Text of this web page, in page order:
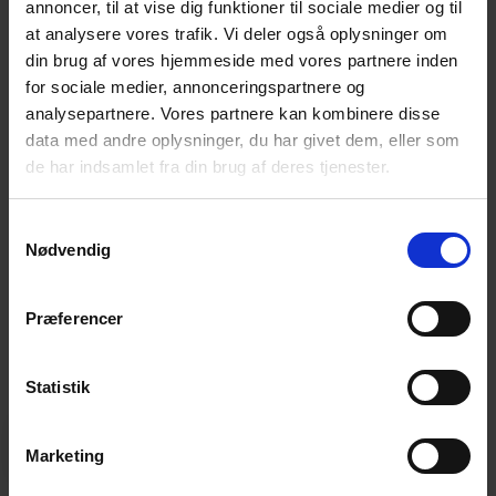
annoncer, til at vise dig funktioner til sociale medier og til
at analysere vores trafik. Vi deler også oplysninger om
din brug af vores hjemmeside med vores partnere inden
for sociale medier, annonceringspartnere og
analysepartnere. Vores partnere kan kombinere disse
data med andre oplysninger, du har givet dem, eller som
de har indsamlet fra din brug af deres tjenester.
Nødvendig
Præferencer
Statistik
Marketing
sammen. Her er det muligt at lægge flere folier
mellem glassene og derved styrke glasset
yderligere. Man kan øge antallet af både glas og
folier. Det er f.eks. denne metode, der bruges til
at lave skudsikre glas. Laminatet, der bruges til
almindeligt lamineret glas tåler op til ca. 70°C.
Endelig har lamineret glas en lydisolerende effekt
samt blokerer for 99 % af solens UV-stråler.
Kontakt Mirit Glas for mere information om
beskyttelse.